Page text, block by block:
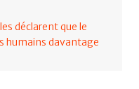
déclarent que le
humains davantage